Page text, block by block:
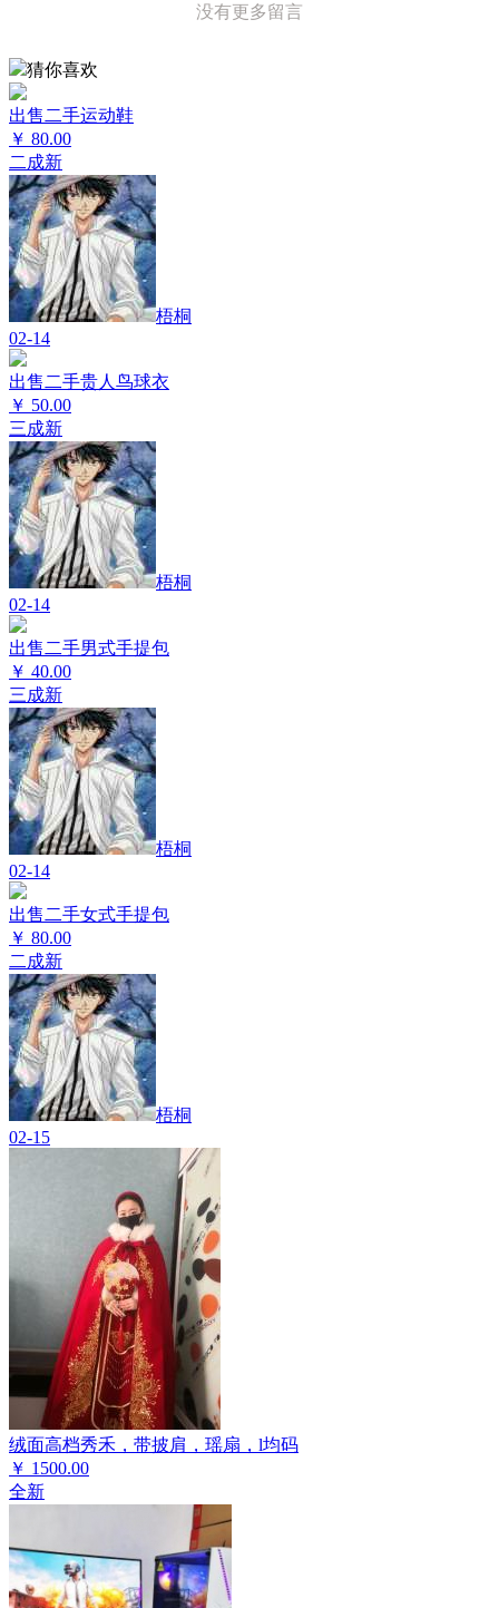
没有更多留言
猜你喜欢
出售二手运动鞋
￥ 80.00
二成新
梧桐
02-14
出售二手贵人鸟球衣
￥ 50.00
三成新
梧桐
02-14
出售二手男式手提包
￥ 40.00
三成新
梧桐
02-14
出售二手女式手提包
￥ 80.00
二成新
梧桐
02-15
绒面高档秀禾，带披肩，瑶扇，l均码
￥ 1500.00
全新